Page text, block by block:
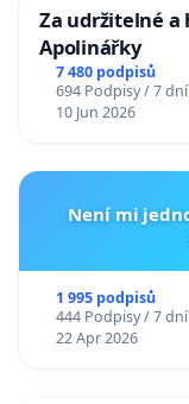
Za udržitelné a
Apolinářky
7 480 podpisů
694 Podpisy / 7 dní
10 Jun 2026
Není mi
1 995 podpisů
444 Podpisy / 7 dní
22 Apr 2026